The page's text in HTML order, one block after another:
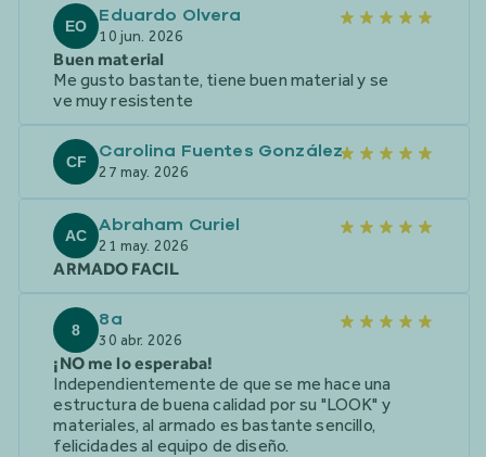
EO Eduardo Olvera
10 jun. 2026
Buen material
Me gusto bastante, tiene buen material y se
ve muy resistente
CF Carolina Fuentes González
27 may. 2026
AC Abraham Curiel
21 may. 2026
ARMADO FACIL
8 8a
30 abr. 2026
¡NO me lo esperaba!
Independientemente de que se me hace una
estructura de buena calidad por su "LOOK" y
materiales, al armado es bastante sencillo,
felicidades al equipo de diseño.